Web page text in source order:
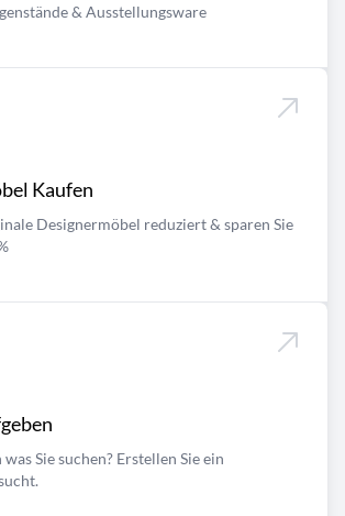
& Ausstellungsware
Kaufen
Designermöbel reduziert & sparen Sie
Sie suchen? Erstellen Sie ein